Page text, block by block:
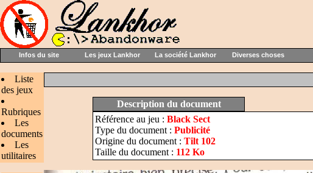
Infos du site Les jeux Lankhor La société Lankhor Diverses choses
Liste
des jeux
Rubriques
Les
documents
Les
utilitaires
Description du document
Référence au jeu : Black Sect
Type du document : Publicité
Origine du document : Tilt 102
Taille du document : 112 Ko